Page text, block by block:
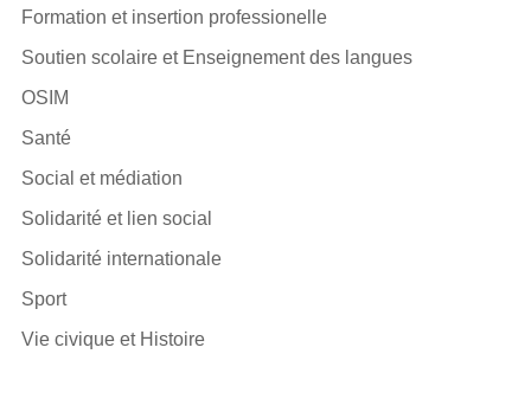
Formation et insertion professionelle
Soutien scolaire et Enseignement des langues
OSIM
Santé
Social et médiation
Solidarité et lien social
Solidarité internationale
Sport
Vie civique et Histoire